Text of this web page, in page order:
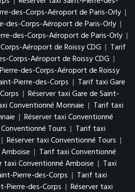
des-Corps-Aéroport de Paris-Orly |
des-Corps-Aéroport de Paris-Orly |
des-Corps-Aéroport de Paris-Orly |
Aéroport de Roissy CDG | Tarif
Corps-Aéroport de Roissy CDG |
des-Corps-Aéroport de Roissy
Pierre-des-Corps | Tarif taxi Gare
| Réserver taxi Gare de Saint-
Conventionné Monnaie | Tarif taxi
| Réserver taxi Conventionné
Tours | Tarif taxi
| Réserver taxi Conventionné Tours |
| Tarif taxi Conventionné
taxi Conventionné Amboise | Taxi
Pierre-des-Corps | Tarif taxi
Pierre-des-Corps | Réserver taxi